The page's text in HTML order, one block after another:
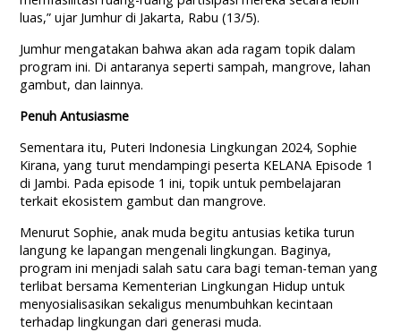
luas,” ujar Jumhur di Jakarta, Rabu (13/5).
Jumhur mengatakan bahwa akan ada ragam topik dalam
program ini. Di antaranya seperti sampah, mangrove, lahan
gambut, dan lainnya.
Penuh Antusiasme
Sementara itu, Puteri Indonesia Lingkungan 2024, Sophie
Kirana, yang turut mendampingi peserta KELANA Episode 1
di Jambi. Pada episode 1 ini, topik untuk pembelajaran
terkait ekosistem gambut dan mangrove.
Menurut Sophie, anak muda begitu antusias ketika turun
langung ke lapangan mengenali lingkungan. Baginya,
program ini menjadi salah satu cara bagi teman-teman yang
terlibat bersama Kementerian Lingkungan Hidup untuk
menyosialisasikan sekaligus menumbuhkan kecintaan
terhadap lingkungan dari generasi muda.